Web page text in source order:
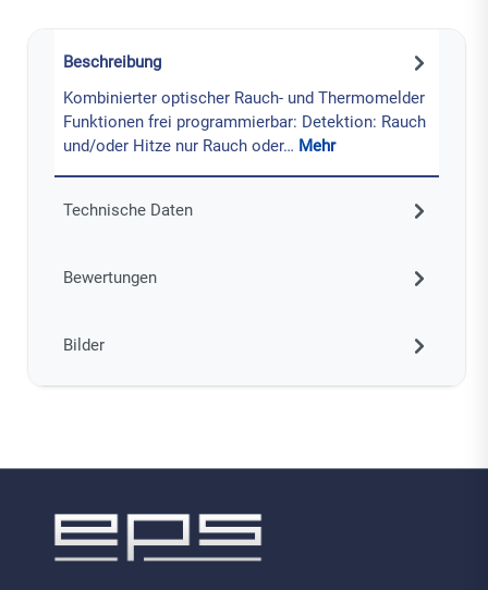
Beschreibung
Kombinierter optischer Rauch- und Thermomelder
Funktionen frei programmierbar: Detektion: Rauch
und/oder Hitze nur Rauch oder… Mehr
Technische Daten
Bewertungen
Bilder